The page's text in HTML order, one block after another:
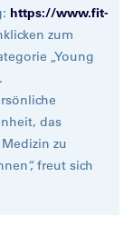
https://www.fit-
zum
„Young
das
zu
freut sich